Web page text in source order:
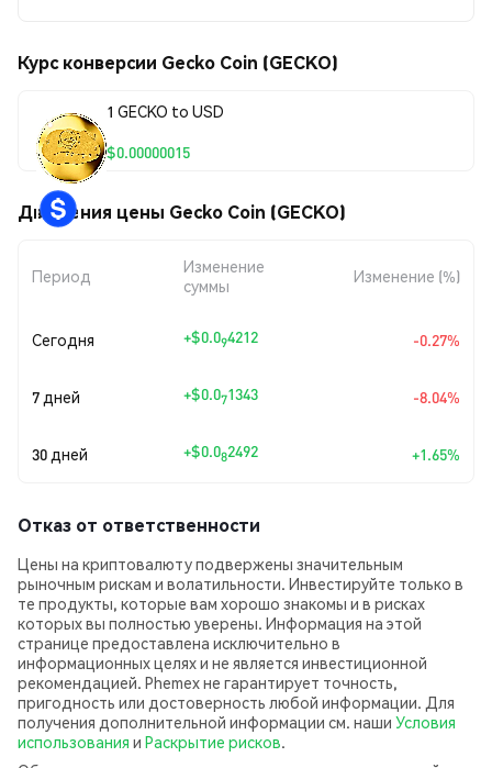
Курс конверсии Gecko Coin (GECKO)
1 GECKO to USD
$0.00000015
Движения цены Gecko Coin (GECKO)
Период
Изменение
суммы
Изменение (%)
Сегодня +$0.094212 -0.27%
7 дней +$0.071343 -8.04%
30 дней +$0.082492 +1.65%
Отказ от ответственности
Цены на криптовалюту подвержены значительным
рыночным рискам и волатильности. Инвестируйте только в
те продукты, которые вам хорошо знакомы и в рисках
которых вы полностью уверены. Информация на этой
странице предоставлена исключительно в
информационных целях и не является инвестиционной
рекомендацией. Phemex не гарантирует точность,
пригодность или достоверность любой информации. Для
получения дополнительной информации см. наши Условия
использования и Раскрытие рисков.